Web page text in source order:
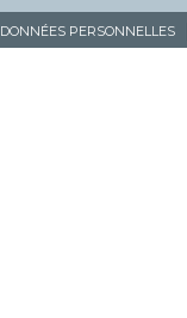
DONNÉES PERSONNELLES